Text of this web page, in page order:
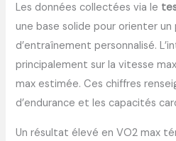
Les données collectées via le
une base solide pour orienter un
d’entraînement personnalisé.
principalement sur la vitesse
max estimée. Ces chiffres
d’endurance et les capacités
Un résultat élevé en VO2 max